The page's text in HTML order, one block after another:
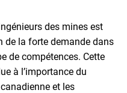
des mines est
de la forte demande dans
de compétences. Cette
à l’importance du
et les